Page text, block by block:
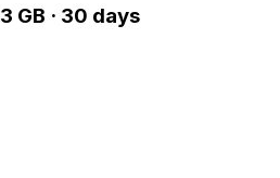
GB · 30 days